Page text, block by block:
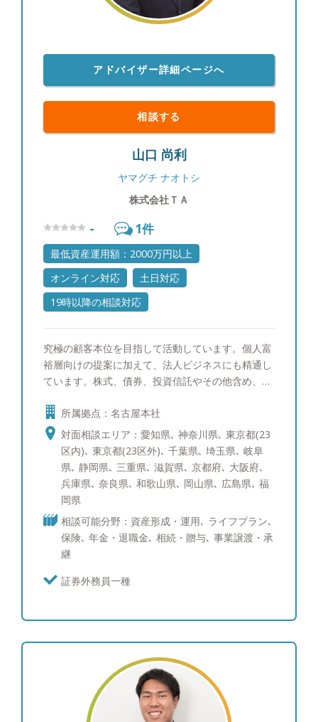
高なものにするために日々尽力していきます。 ●平
成4年2月20日生まれ、山梨県出身 休日は身体を動
いると、自然にどんどんアイデアが浮かんできま
す。机の上でいくら考えても解決できない難題も、
身体を動かしていると妙案が案外すぐに浮かぶもの
です。やはり気分転換は大事でONとOFFの切り替
えを大切にしています。 また、田舎出身のためか
都会で生活しているとふとした時に自然に触れたく
なるので、月に1度はキャンプやバーベキューなど
ています。まだ経験したこともないアウトドアのア
クティビティも数多くありますので、アウトドアと
呼ばれるものには一通りチャレンジしたいです。次
の目標は、山梨県出身ですが富士山に登ったことが
ないので、富士山に登って頂上でカップラーメンを
食べることです。こちらも仕事の目標と同様必ず実
現します！（笑）
アドバイザー詳細ページへ
相談する
山口 尚利
ヤマグチ ナオトシ
株式会社ＴＡ
- 1件
最低資産運用額：2000万円以上
オンライン対応
土日対応
19時以降の相談対応
究極の顧客本位を目指して活動しています。個人富
裕層向けの提案に加えて、法人ビジネスにも精通し
ています。株式、債券、投資信託やその他含め、有
で、あらゆる相談に対応可能です。 【運用に対す
るモットー】 日本と比較した時に、米国ではすで
に顧客本位原則が高い次元で法制化されています。
我が国の資産運用のさらなる発展のためには、米国
型の運用サービスの提供は不可欠です。私たちは他
に先んじて、今できうる究極の顧客本位を追及して
まいります。
所属拠点：名古屋本社
対面相談エリア：愛知県､ 神奈川県､ 東京都(23
区内)､ 東京都(23区外)､ 千葉県､ 埼玉県､ 岐阜
県､ 静岡県､ 三重県､ 滋賀県､ 京都府､ 大阪府､
兵庫県､ 奈良県､ 和歌山県､ 岡山県､ 広島県､ 福
岡県
相談可能分野：資産形成・運用､ ライフプラン､
保険､ 年金・退職金､ 相続・贈与､ 事業譲渡・承
継
証券外務員一種